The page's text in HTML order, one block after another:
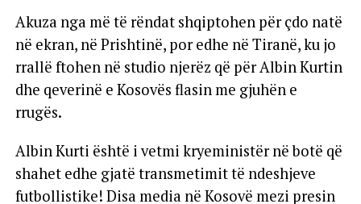
Akuza nga më të rëndat shqiptohen për çdo natë
në ekran, në Prishtinë, por edhe në Tiranë, ku jo
rrallë ftohen në studio njerëz që për Albin Kurtin
dhe qeverinë e Kosovës flasin me gjuhën e
rrugës.
Albin Kurti është i vetmi kryeministër në botë që
shahet edhe gjatë transmetimit të ndeshjeve
futbollistike! Disa media në Kosovë mezi presin